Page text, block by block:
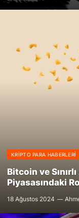
KRIPTO PARA HABERLERI
Bitcoin ve
Piyasasındaki
18 Ağustos 2024